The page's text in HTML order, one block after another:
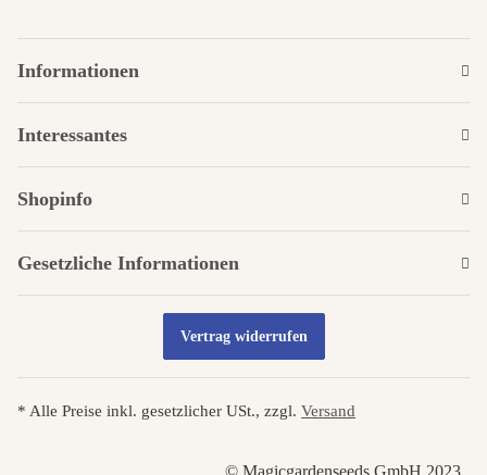
Informationen
Interessantes
Shopinfo
Gesetzliche Informationen
Vertrag widerrufen
* Alle Preise inkl. gesetzlicher USt., zzgl. Versand